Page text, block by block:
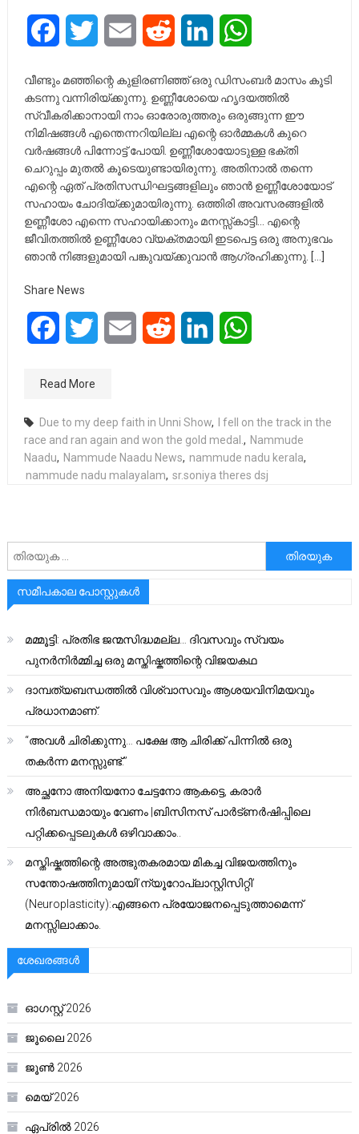
FacebookTwitter Email Reddit LinkedIn
വീണ്ടും മഞ്ഞിന്റെ കുളിരണിഞ്ഞ് ഒരു ഡിസംബർ മാസം കൂടി
കടന്നു വന്നിരിയ്ക്കുന്നു. ഉണ്ണീശോയെ ഹൃദയത്തിൽ
സ്വീകരിക്കാനായി നാം ഓരോരുത്തരും ഒരുങ്ങുന്ന ഈ
നിമിഷങ്ങൾ എന്തെന്നറിയില്ല എന്റെ ഓർമ്മകൾ കുറെ
വർഷങ്ങൾ പിന്നോട്ട് പോയി. ഉണ്ണീശോയോടുള്ള ഭക്തി
ചെറുപ്പം മുതൽ കൂടെയുണ്ടായിരുന്നു. അതിനാൽ തന്നെ
എന്റെ ഏത് പ്രതിസന്ധിഘട്ടങ്ങളിലും ഞാൻ ഉണ്ണീശോയോട്
സഹായം ചോദിയ്ക്കുമായിരുന്നു. ഒത്തിരി അവസരങ്ങളിൽ
ഉണ്ണീശോ എന്നെ സഹായിക്കാനും മനസ്സ്കാട്ടി… എന്റെ
ജീവിതത്തിൽ ഉണ്ണീശോ വ്യക്തമായി ഇടപെട്ട ഒരു അനുഭവം
ഞാൻ നിങ്ങളുമായി പങ്കുവയ്ക്കുവാൻ ആഗ്രഹിക്കുന്നു. […]
Share News
FacebookTwitter Email Reddit LinkedIn
Read More
Due to my deep faith in Unni Show,
I fell on the track in the
race and ran again and won the gold medal., Nammude
Naadu, Nammude Naadu News, nammude nadu kerala,
nammude nadu malayalam, sr.soniya theres dsj
അനേഷിക്കുക
സമീപകാല പോസ്റ്റുകൾ
മമ്മൂട്ടി: പ്രതിഭ ജന്മസിദ്ധമല്ല… ദിവസവും സ്വയം
പുനർനിർമ്മിച്ച ഒരു മസ്തിഷ്കത്തിന്റെ വിജയകഥ
ദാമ്പത്യബന്ധത്തിൽ വിശ്വാസവും ആശയവിനിമയവും
പ്രധാനമാണ്.
“അവൾ ചിരിക്കുന്നു… പക്ഷേ ആ ചിരിക്ക് പിന്നിൽ ഒരു
തകർന്ന മനസ്സുണ്ട്.”
അച്ഛനോ അനിയനോ ചേട്ടനോ ആകട്ടെ, കരാർ
നിർബന്ധമായും വേണം |ബിസിനസ് പാർട്ണർഷിപ്പിലെ
പറ്റിക്കപ്പെടലുകൾ ഒഴിവാക്കാം..
മസ്തിഷ്കത്തിന്റെ അത്ഭുതകരമായ മികച്ച വിജയത്തിനും
സന്തോഷത്തിനുമായി’ന്യൂറോപ്ലാസ്റ്റിസിറ്റി’
(Neuroplasticity):എങ്ങനെ പ്രയോജനപ്പെടുത്താമെന്ന്
മനസ്സിലാക്കാം.
ശേഖരങ്ങൾ
ഓഗസ്റ്റ്‌ 2026
ജൂലൈ 2026
ജൂൺ 2026
മെയ്‌ 2026
ഏപ്രിൽ 2026